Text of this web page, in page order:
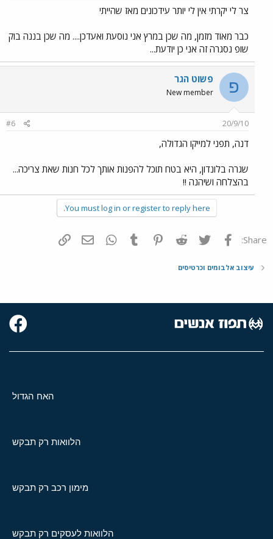
צר לי יקרתי אין לי יותר עידכונים מאז שהייתי
כבר מאוד מזמן, מה שכן במרץ אני נוסעת ואעדכן.... מה שכן בננה בוק
שופ נסגרה זה אני כן יודעת...
פ פשוט הגר
New member
20/9/10
#6
דנה, תפני למייקו הגדולה,
שגרה בלונדון, היא בטח תוכל להפנות אותך לכל חנות שאת צריכה...
בהצלחה ושיהנה !!
You must log in or register to reply here.
Share: פייסבוק Twitter
Reddit
Pinterest
Tumblr
WhatsAppדואר אלקטרוני
עיצוב אלבומים וכרטיסים
האח הגדול
הלוואות רק תבקש
מימון רכב רק תבקש
הלוואות לעסקים רק תבקש